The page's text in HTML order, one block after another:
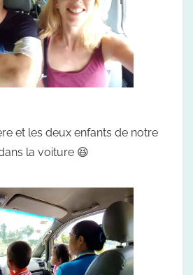
et les deux enfants de notre
la voiture 😆